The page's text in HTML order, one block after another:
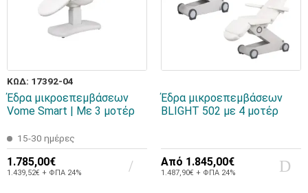
ΚΩΔ: 17392-04
Έδρα μικροεπεμβάσεων
Vome Smart | Με 3 μοτέρ
15-30 ημέρες
1.785,00€
1.439,52€ + ΦΠΑ 24%
Έδρα μικροεπεμβάσεων
BLIGHT 502 με 4 μοτέρ
Από 1.845,00€
1.487,90€ + ΦΠΑ 24%